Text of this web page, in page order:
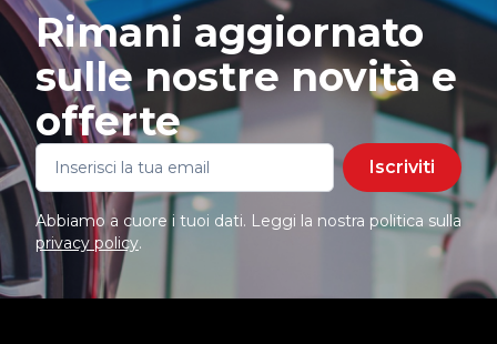
Rimani aggiornato
sulle nostre novità e
offerte
Iscriviti
Abbiamo a cuore i tuoi dati. Leggi la nostra politica sulla
privacy policy.